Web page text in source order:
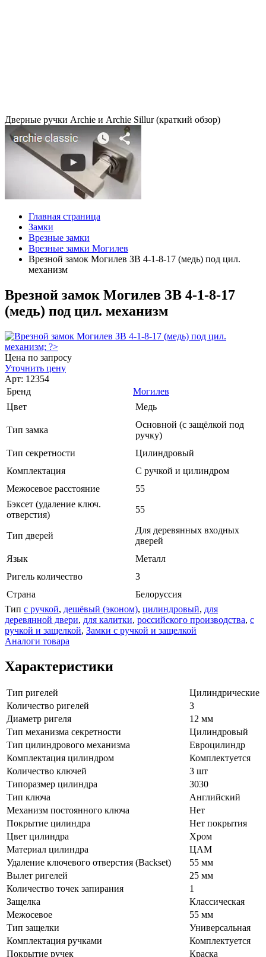
Дверные ручки Archie и Archie Sillur (краткий обзор)
Главная страница
Замки
Врезные замки
Врезные замки Могилев
Врезной замок Могилев ЗВ 4-1-8-17 (медь) под цил.
механизм
Врезной замок Могилев ЗВ 4-1-8-17
(медь) под цил. механизм
Цена по запросу
Уточнить цену
Арт: 12354
Бренд
Могилев
Цвет
Медь
Тип замка
Основной (с защёлкой под
ручку)
Тип секретности
Цилиндровый
Комплектация
С ручкой и цилиндром
Межосевое расстояние
55
Бэксет (удаление ключ.
отверстия)
55
Тип дверей
Для деревянных входных
дверей
Язык
Металл
Ригель количество
3
Страна
Белоруссия
Тип с ручкой, дешёвый (эконом), цилиндровый, для
деревянной двери, для калитки, российского производства, с
ручкой и защелкой, Замки с ручкой и защелкой
Аналоги товара
Характеристики
Тип ригелей
Цилиндрические
Количество ригелей
3
Диаметр ригеля
12 мм
Тип механизма секретности
Цилиндровый
Тип цилиндрового механизма
Евроцилиндр
Комплектация цилиндром
Комплектуется
Количество ключей
3 шт
Типоразмер цилиндра
3030
Тип ключа
Английский
Механизм постоянного ключа
Нет
Покрытие цилиндра
Нет покрытия
Цвет цилиндра
Хром
Материал цилиндра
ЦАМ
Удаление ключевого отверстия (Backset)
55 мм
Вылет ригелей
25 мм
Количество точек запирания
1
Защелка
Классическая
Межосевое
55 мм
Тип защелки
Универсальная
Комплектация ручками
Комплектуется
Покрытие ручек
Краска